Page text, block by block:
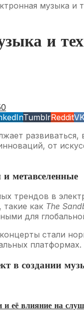
музыка и
и
0
TumblrReddit
от
метавселенные
трендов в
такие как The
для
стали
в создании
её влияние на